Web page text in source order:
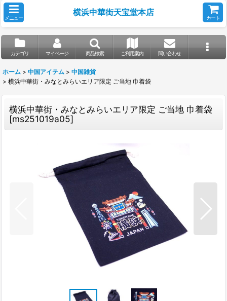
メニュー
横浜中華街天宝堂本店
カート
カテゴリ マイページ 商品検索 ご利用案内 問い合わせ
ホーム > 中国アイテム > 中国雑貨
> 横浜中華街・みなとみらいエリア限定 ご当地 巾着袋
横浜中華街・みなとみらいエリア限定 ご当地 巾着袋
[ms251019a05]